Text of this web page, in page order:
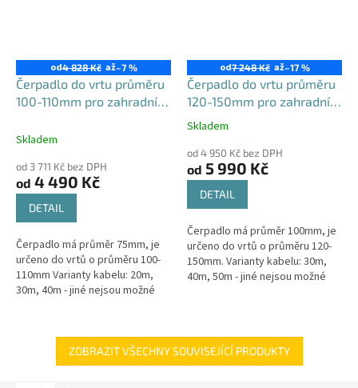
od4 828 Kč až–7 %
Čerpadlo do vrtu průměru
100-110mm pro zahradní
Skladem
od 3 711 Kč bez DPH
od 4 490 Kč
DETAIL
Čerpadlo má průměr 75mm, je
určeno do vrtů o průměru 100-
110mm Varianty kabelu: 20m,
30m, 40m - jiné nejsou možné
od7 248 Kč až–17 %
Čerpadlo do vrtu průměru
120-150mm pro zahradní
použití, 4STM
Průměrné
produktu
je
hvězdiček.
Skladem
od 4 950 Kč bez DPH
od 5 990 Kč
DETAIL
Čerpadlo má průměr 100mm, je
určeno do vrtů o průměru 120-
150mm. Varianty kabelu: 30m,
40m, 50m - jiné nejsou možné
ZOBRAZIT VŠECHNY SOUVISEJÍCÍ PRODUKTY